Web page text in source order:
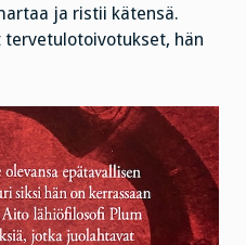
ja ristii kätensä.
hän